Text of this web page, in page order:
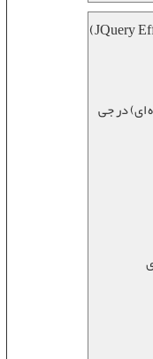
« افکت ها در جی کوئری (JQuery Effects)
در جی